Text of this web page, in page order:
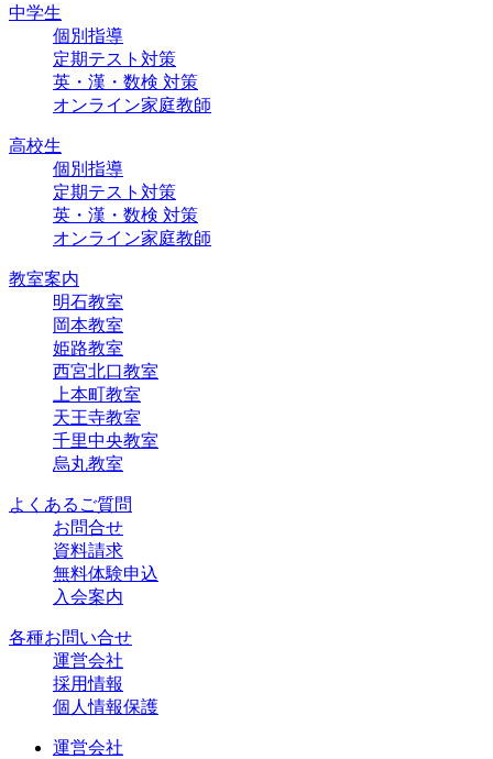
中学生
個別指導
定期テスト対策
英・漢・数検 対策
オンライン家庭教師
高校生
個別指導
定期テスト対策
英・漢・数検 対策
オンライン家庭教師
教室案内
明石教室
岡本教室
姫路教室
西宮北口教室
上本町教室
天王寺教室
千里中央教室
烏丸教室
よくあるご質問
お問合せ
資料請求
無料体験申込
入会案内
各種お問い合せ
運営会社
採用情報
個人情報保護
運営会社